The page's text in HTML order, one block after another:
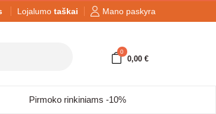
Mano paskyra
Lojalumo taškai
0
0,00 €
Pirmoko rinkiniams -10%